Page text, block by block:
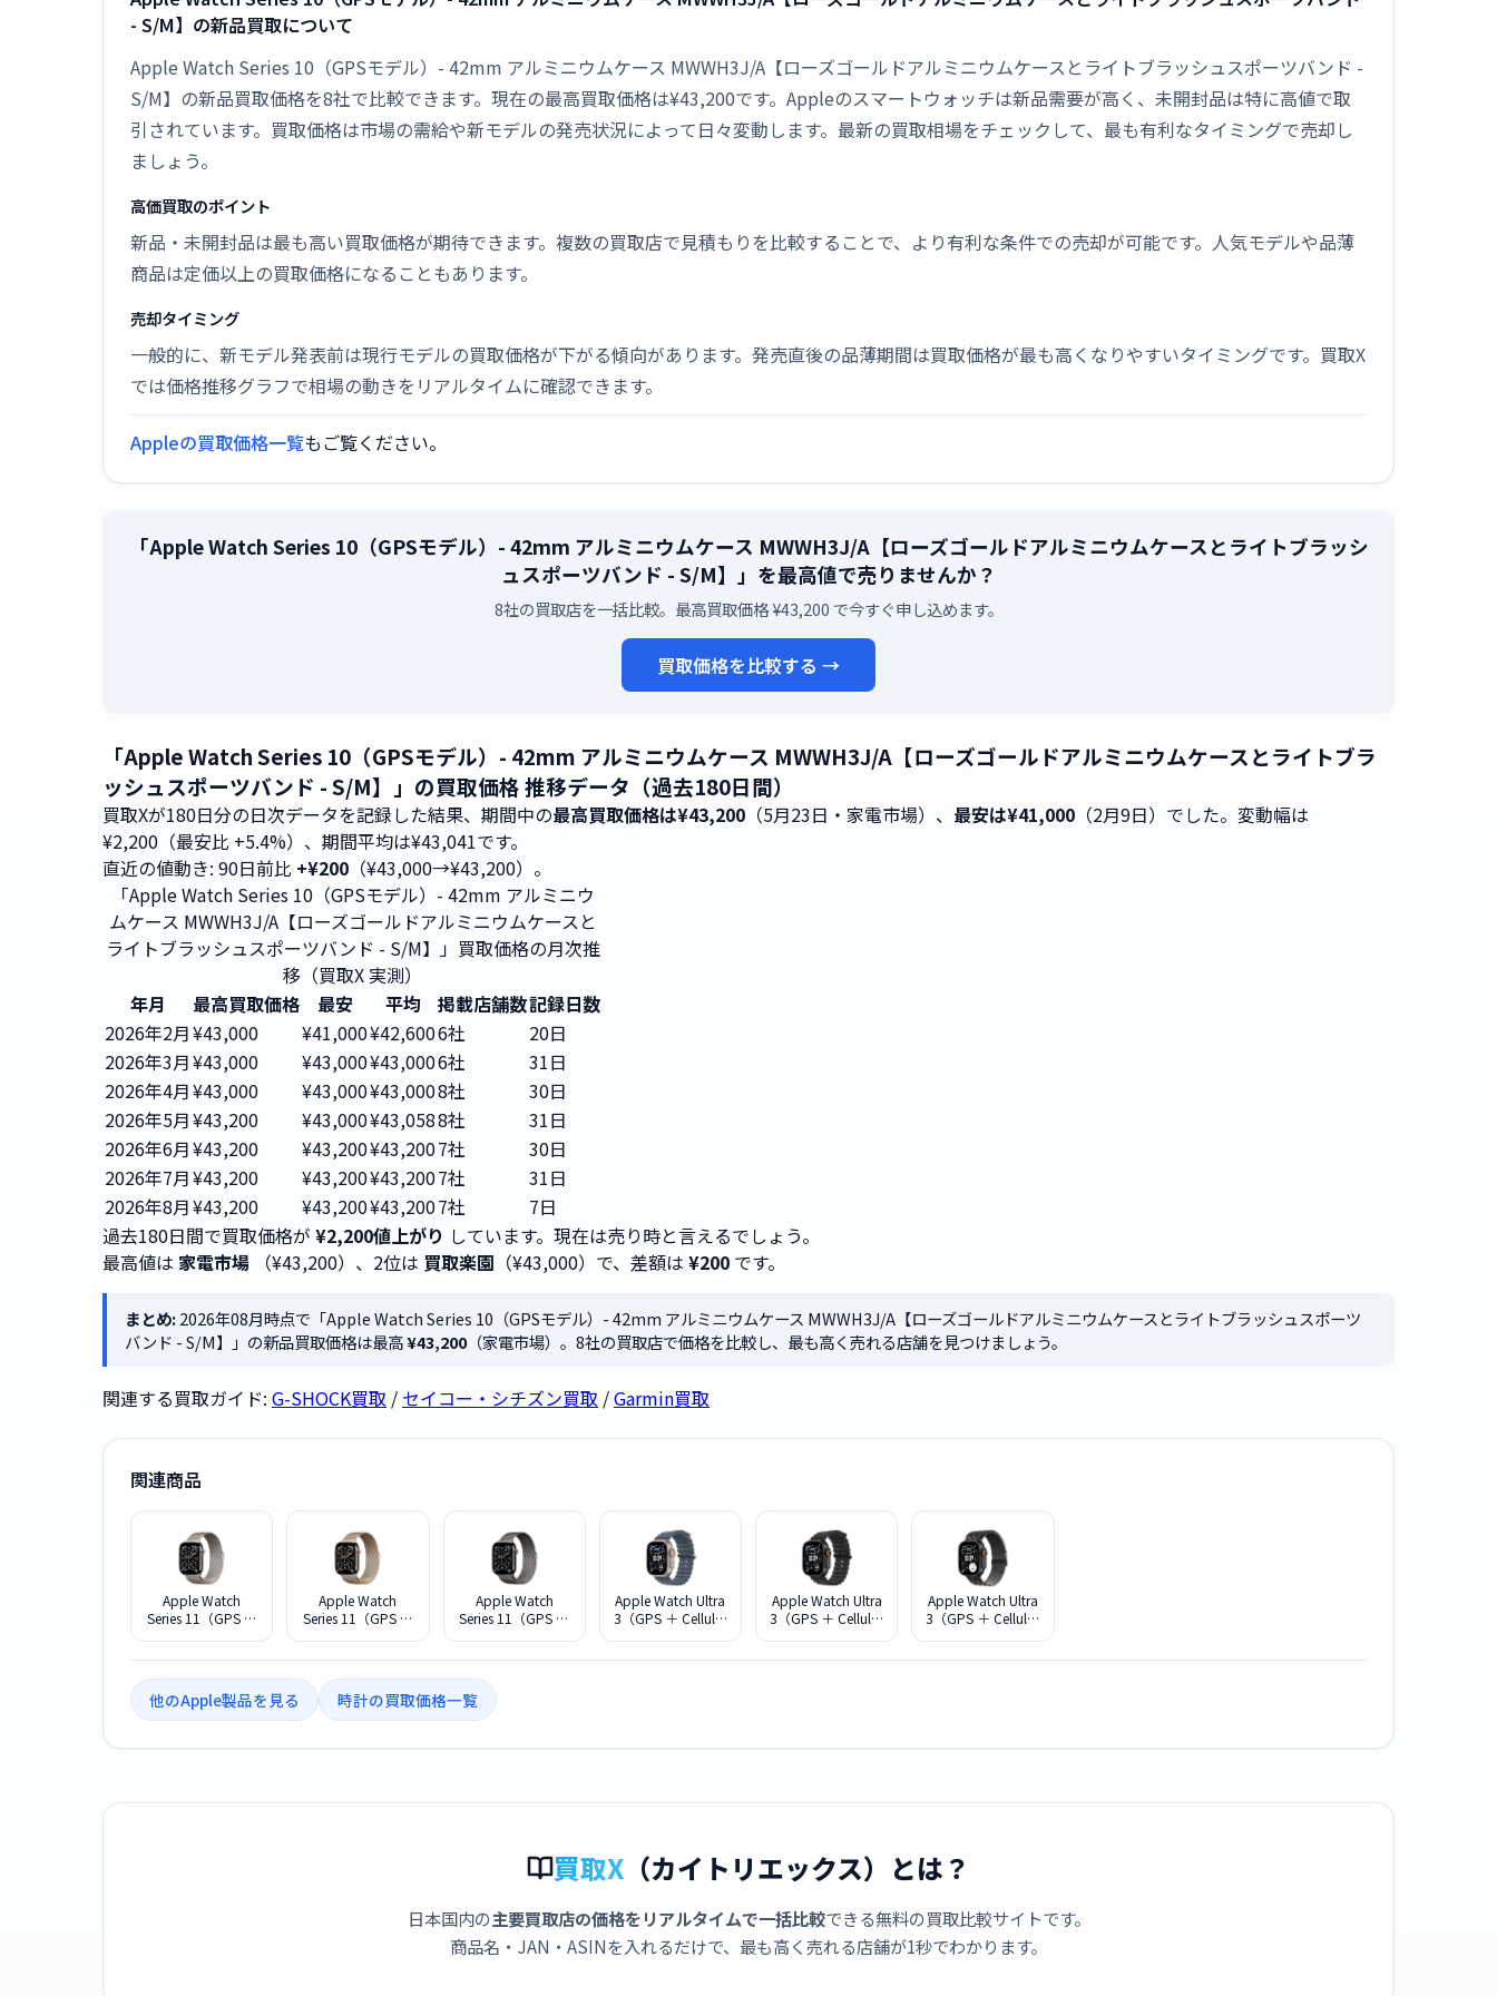
- S/M】の新品買取について
Apple Watch Series 10（GPSモデル）- 42mm アルミニウムケース MWWH3J/A【ローズゴールドアルミニウムケースとライトブラッシュスポーツバンド -
S/M】の新品買取価格を8社で比較できます。現在の最高買取価格は¥43,200です。Appleのスマートウォッチは新品需要が高く、未開封品は特に高値で取
引されています。買取価格は市場の需給や新モデルの発売状況によって日々変動します。最新の買取相場をチェックして、最も有利なタイミングで売却し
ましょう。
高価買取のポイント
新品・未開封品は最も高い買取価格が期待できます。複数の買取店で見積もりを比較することで、より有利な条件での売却が可能です。人気モデルや品薄
商品は定価以上の買取価格になることもあります。
売却タイミング
一般的に、新モデル発表前は現行モデルの買取価格が下がる傾向があります。発売直後の品薄期間は買取価格が最も高くなりやすいタイミングです。買取X
では価格推移グラフで相場の動きをリアルタイムに確認できます。
Appleの買取価格一覧もご覧ください。
「Apple Watch Series 10（GPSモデル）- 42mm アルミニウムケース MWWH3J/A【ローズゴールドアルミニウムケースとライトブラッシ
ュスポーツバンド - S/M】」を最高値で売りませんか？
8社の買取店を一括比較。最高買取価格 ¥43,200 で今すぐ申し込めます。
買取価格を比較する →
「Apple Watch Series 10（GPSモデル）- 42mm アルミニウムケース MWWH3J/A【ローズゴールドアルミニウムケースとライトブラ
ッシュスポーツバンド - S/M】」の買取価格 推移データ（過去180日間）
買取Xが180日分の日次データを記録した結果、期間中の最高買取価格は¥43,200 （5月23日・家電市場）、 最安は¥41,000 （2月9日）でした。変動幅は
¥2,200（最安比 +5.4%）、期間平均は¥43,041です。
直近の値動き: 90日前比 +¥200 （¥43,000→¥43,200）。
「Apple Watch Series 10（GPSモデル）- 42mm アルミニウ
ムケース MWWH3J/A【ローズゴールドアルミニウムケースと
ライトブラッシュスポーツバンド - S/M】」買取価格の月次推
移（買取X 実測）
年月
最高買取価格 最安 平均 掲載店舗数記録日数
2026年2月¥43,000 ¥41,000¥42,6006社
20日
2026年3月¥43,000 ¥43,000¥43,0006社
31日
2026年4月¥43,000 ¥43,000¥43,0008社
30日
2026年5月¥43,200 ¥43,000¥43,0588社
31日
2026年6月¥43,200 ¥43,200¥43,2007社
30日
2026年7月¥43,200 ¥43,200¥43,2007社
31日
2026年8月¥43,200 ¥43,200¥43,2007社
7日
過去180日間で買取価格が ¥2,200値上がり しています。現在は売り時と言えるでしょう。
最高値は 家電市場 （¥43,200）、2位は 買取楽園 （¥43,000）で、差額は ¥200 です。
まとめ:2026年08月時点で「Apple Watch Series 10（GPSモデル）- 42mm アルミニウムケース MWWH3J/A【ローズゴールドアルミニウムケースとライトブラッシュスポーツ
バンド - S/M】」の新品買取価格は最高¥43,200（家電市場）。8社の買取店で価格を比較し、最も高く売れる店舗を見つけましょう。
関連する買取ガイド: G-SHOCK買取 / セイコー・シチズン買取 /Garmin買取
関連商品
Apple Watch
Series 11（GPS ＋
とナチュラルミラ
ネーゼループ -
S/M MFCY4J/A
Apple Watch
Series 11（GPS ＋
ゴールドミラネー
ゼループ - S/M
MFD74J/A
Apple Watch
Series 11（GPS ＋
スレートミラネー
ゼループ - S/M
MFD34J/A
Apple Watch Ultra
3（GPS ＋ Cellular
Apple Watch Ultra
3（GPS ＋ Cellular
Apple Watch Ultra
3（GPS ＋ Cellular
他のApple製品を見る 時計の買取価格一覧
買取X （カイトリエックス）とは？
日本国内の主要買取店の価格をリアルタイムで一括比較できる無料の買取比較サイトです。
商品名・JAN・ASINを入れるだけで、最も高く売れる店舗が1秒でわかります。